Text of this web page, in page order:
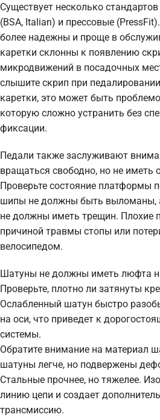
Существует несколько
(BSA, Italian) и прессовые
более надежны и проще в
каретки склонны к появлению
микродвижений в посадочных
слышите скрип при
каретки, это может быть
которую сложно устранить без
фиксации.
Педали также заслуживают
вращаться свободно, но не иметь
Проверьте состояние платформы
шипы не должны быть выломаны,
не должны иметь трещин. Плохие
причиной травмы стопы или
велосипедом.
Шатуны не должны иметь люфта
Проверьте, плотно ли затянуты
Ослабленный шатун быстро
на оси, что приведет к
системы.
Обратите внимание на материал
шатуны легче, но подвержены
Стальные прочнее, но тяжелее.
линию цепи и создает
трансмиссию.